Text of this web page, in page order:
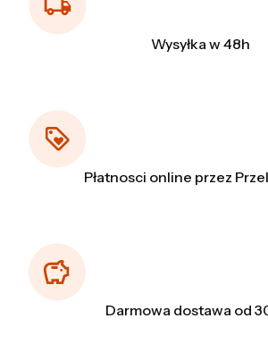
Wysyłka w 48h
Płatnosci online przez
Darmowa dostawa od